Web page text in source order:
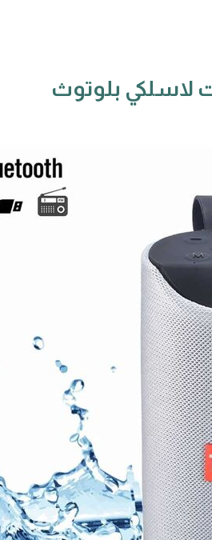
لاسلكي بلوتوث